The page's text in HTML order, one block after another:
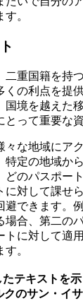
。
二重国籍を持
くの利点を提
国境を越えた
って重要な
々な地域にア
特定の地域か
どのパスポー
に対して課せ
避できます。
場合、第二の
トに対して適
。
テキストを示
クのサン・イ